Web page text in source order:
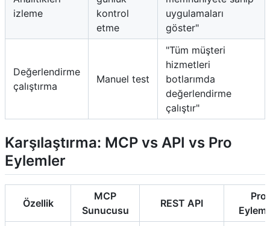
izleme
kontrol
etme
uygulamaları
göster"
Değerlendirme
çalıştırma
Manuel test
"Tüm müşteri
hizmetleri
botlarımda
değerlendirme
çalıştır"
Karşılaştırma: MCP vs API vs Pro
Eylemler
Özellik
MCP
Sunucusu
REST API
Pro